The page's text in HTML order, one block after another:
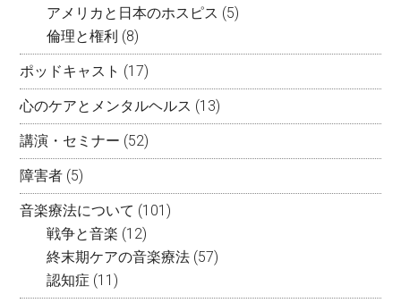
アメリカと日本のホスピス (5)
倫理と権利 (8)
ポッドキャスト (17)
心のケアとメンタルヘルス (13)
講演・セミナー (52)
障害者 (5)
音楽療法について (101)
戦争と音楽 (12)
終末期ケアの音楽療法 (57)
認知症 (11)